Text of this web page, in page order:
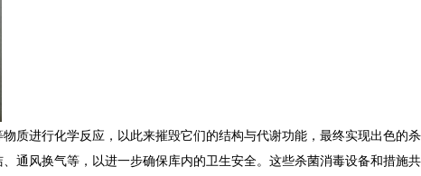
质进行化学反应，以此来摧毁它们的结构与代谢功能，最终实现出色的杀
通风换气等，以进一步确保库内的卫生安全。这些杀菌消毒设备和措施共